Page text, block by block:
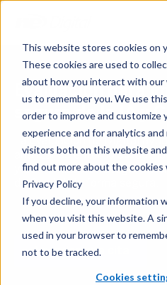
This website stores cookies on
These cookies are used to
about how you interact with our
us to remember you. We use
order to improve and customize
experience and for analytics
visitors both on this website
find out more about the cookies
Privacy Policy
If you decline, your information
when you visit this website. A
used in your browser to
not to be tracked.
Cookies
Evaluación para
segura de la IA y
La evaluación ne Digital
analizar su entorno actual,
y definir una estrategia
de Copilot de forma segura.
Agendar una cita